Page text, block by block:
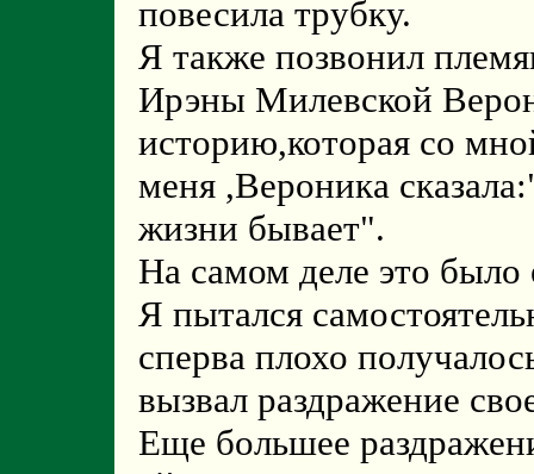
повесила трубку.
Я также позвонил
Ирэны Милевской
историю,которая со
меня ,Вероника
жизни бывает".
На самом деле это было
Я пытался
сперва плохо
вызвал раздражение
Еще большее